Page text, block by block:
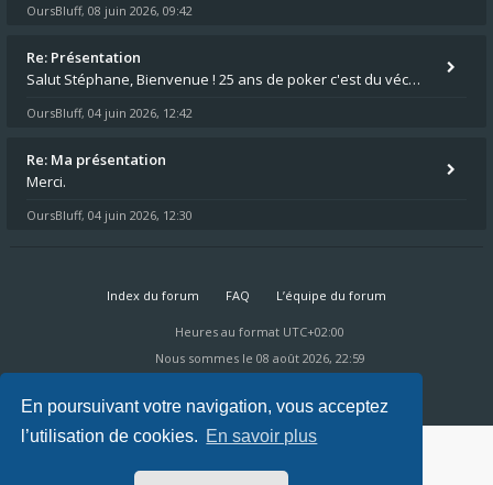
En poursuivant votre navigation, vous acceptez
l’utilisation de cookies. En savoir plus
OursBluff, 08 juin 2026, 09:42
Re: Présentation
Salut Stéphane, Bienvenue ! 25 ans de poker c'est du vécu quand même. Moi je suis relativementnouveau (2018) mais j'ai a
OursBluff, 04 juin 2026, 12:42
Re: Ma présentation
Merci.
OursBluff, 04 juin 2026, 12:30
Index du forum FAQ L’équipe du forum
Heures au format UTC+02:00
Nous sommes le 08 août 2026, 22:59
Ravaio Theme by